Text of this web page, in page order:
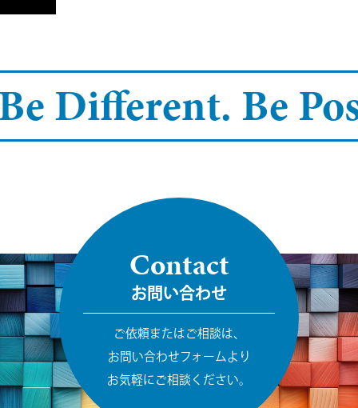
Different. Be
Contact
お問い合わせ
ご依頼またはご相談は、
お問い合わせフォームより
お気軽にご相談ください。